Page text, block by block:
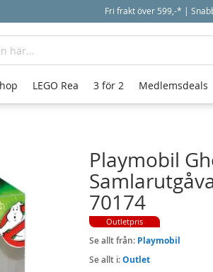
Fri frakt över 599,-* |
Playmobil
70174
Outletpris
Se allt från: Playmobil
Se allt i:Outlet
LEGO Rea 3 för 2 Medlemsdeals